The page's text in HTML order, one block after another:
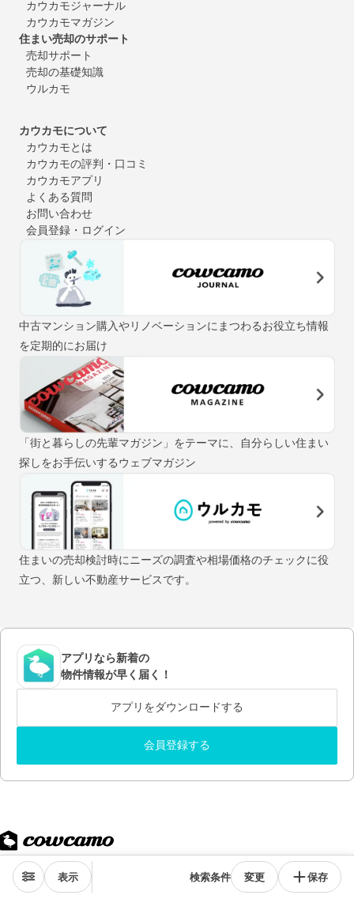
表示 検索条件 変更 保存
カウカモジャーナル
カウカモマガジン
住まい売却のサポート
売却サポート
売却の基礎知識
ウルカモ
カウカモについて
カウカモとは
カウカモの評判・口コミ
カウカモアプリ
よくある質問
お問い合わせ
会員登録・ログイン
中古マンション購入やリノベーションにまつわるお役立ち情報
を定期的にお届け
「街と暮らしの先輩マガジン」をテーマに、自分らしい住まい
探しをお手伝いするウェブマガジン
住まいの売却検討時にニーズの調査や相場価格のチェックに役
立つ、新しい不動産サービスです。
アプリなら新着の
物件情報が早く届く！
アプリをダウンロードする
会員登録する